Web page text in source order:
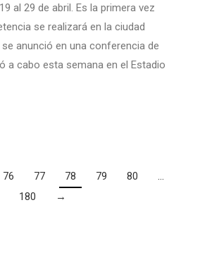
al 29 de abril. Es la primera vez
se realizará en la ciudad
anunció en una conferencia de
a cabo esta semana en el Estadio
76 77 78 79 80
…
180
→